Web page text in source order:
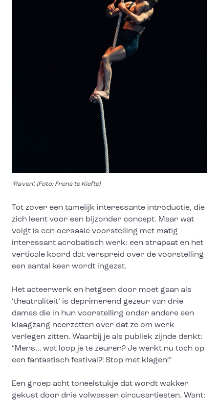
‘Raven’. (Foto: Frens te Kiefte)
Tot zover een tamelijk interessante introductie, die
zich leent voor een bijzonder concept. Maar wat
volgt is een oersaaie voorstelling met matig
interessant acrobatisch werk: een strapaat en het
verticale koord dat verspreid over de voorstelling
een aantal keer wordt ingezet.
Het acteerwerk en hetgeen door moet gaan als
‘theatraliteit’ is deprimerend gezeur van drie
dames die in hun voorstelling onder andere een
klaagzang neerzetten over dat ze om werk
verlegen zitten. Waarbij je als publiek zijnde denkt:
“Mens… wat loop je te zeuren? Je werkt nu toch op
een fantastisch festival?! Stop met klagen!”
Een groep acht toneelstukje dat wordt wakker
gekust door drie volwassen circusartiesten. Want: